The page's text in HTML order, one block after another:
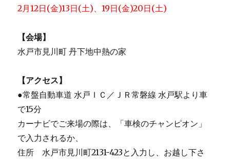
2月12日(金)13日(土)、19日(金)20日(土)
【会場】
水戸市見川町 丹下地中熱の家
【アクセス】
●常盤自動車道 水戸ＩＣ／ＪＲ常磐線 水戸駅より車
で15分
カーナビでご来場の際は、「車検のチャンピオン」
で入力されるか、
住所 水戸市見川町2131-423と入力し、お越し下さ